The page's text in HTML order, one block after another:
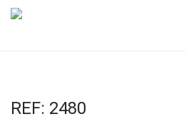
REF: 2480